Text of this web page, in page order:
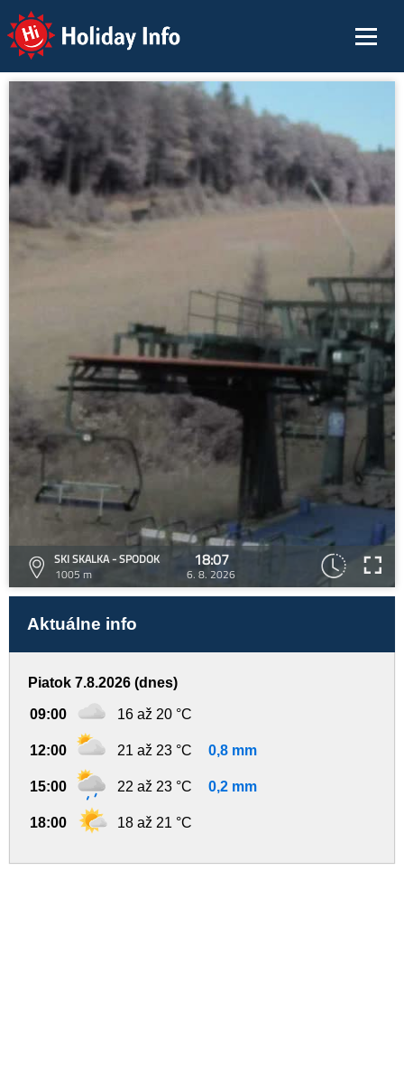
Holiday Info
SKI SKALKA - SPODOK
1005 m
18:07
6. 8. 2026
Aktuálne info
Piatok 7.8.2026 (dnes)
09:00 16 až 20 °C
12:00 21 až 23 °C 0,8 mm
15:00 22 až 23 °C 0,2 mm
18:00 18 až 21 °C